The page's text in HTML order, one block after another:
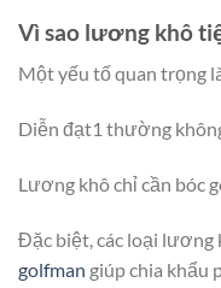
Vì sao lương khô
Một yếu tố quan trọng
Diễn đạt1 thường
Lương khô chỉ cần bóc
Đặc biệt, các loại lương
golfman giúp chia khẩu